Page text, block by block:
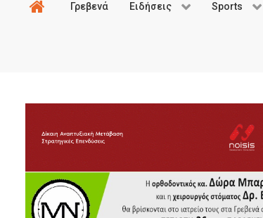
Γρεβενά Ειδήσεις Sports